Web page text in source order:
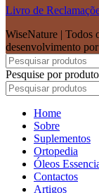
Livro de
WiseNature | Todos
desenvolvimento por
Pesquise por
Home
Sobre
Suplementos
Ortopedia
Óleos
Contactos
Artigos